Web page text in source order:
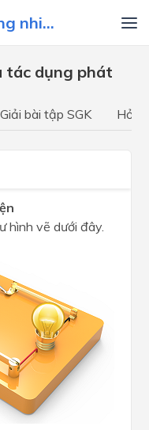
nhi...
tác dụng phát
Giải bài tập SGK Hỏi
hình vẽ dưới đây.